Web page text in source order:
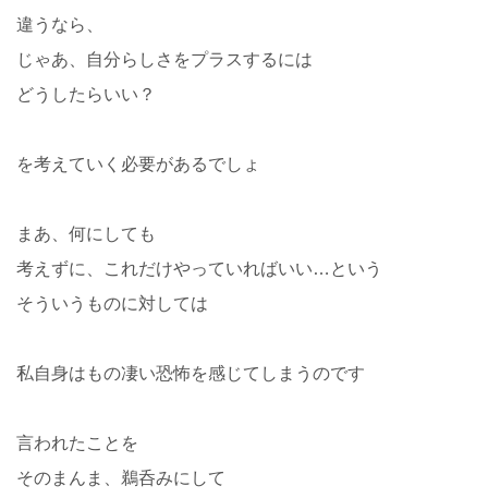
違うなら、
じゃあ、自分らしさをプラスするには
どうしたらいい？
を考えていく必要があるでしょ
まあ、何にしても
考えずに、これだけやっていればいい…という
そういうものに対しては
私自身はもの凄い恐怖を感じてしまうのです
言われたことを
そのまんま、鵜呑みにして